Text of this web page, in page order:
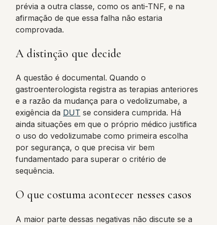
prévia a outra classe, como os anti-TNF, e na
afirmação de que essa falha não estaria
comprovada.
A distinção que decide
A questão é documental. Quando o
gastroenterologista registra as terapias anteriores
e a razão da mudança para o vedolizumabe, a
exigência da DUT se considera cumprida. Há
ainda situações em que o próprio médico justifica
o uso do vedolizumabe como primeira escolha
por segurança, o que precisa vir bem
fundamentado para superar o critério de
sequência.
O que costuma acontecer nesses casos
A maior parte dessas negativas não discute se a